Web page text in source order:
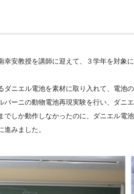
幸安教授を講師に迎えて、３学年を対象
ニエル電池を素材に取り入れて、電池の
ーニの動物電池再現実験を行い、ダニ
でしか動作しなかったのに、ダニエル
みました。